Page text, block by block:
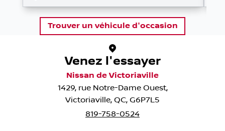
Trouver un véhicule d'occasion
Venez l'essayer
Nissan de Victoriaville
1429, rue Notre-Dame Ouest,
Victoriaville, QC, G6P7L5
819-758-0524